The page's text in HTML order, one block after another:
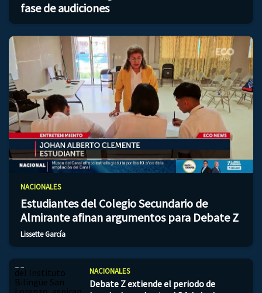
fase de audiciones
NACIONALES
Estudiantes del Colegio Secundario de
Almirante afinan argumentos para Debate Z
Lissette García
NACIONALES
Debate Z extiende el periodo de